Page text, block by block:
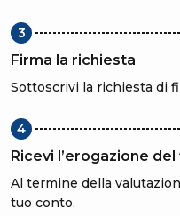
3
Firma la richiesta
Sottoscrivi la richiesta di
4
Ricevi l’erogazione
Al termine della
tuo conto.